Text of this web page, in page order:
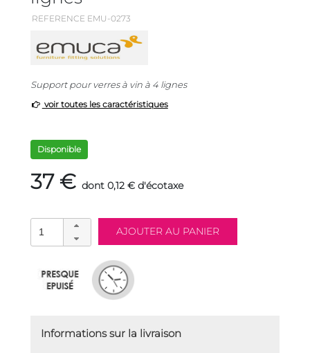
REFERENCE EMU-0273
Support pour verres à vin à 4 lignes
voir toutes les caractéristiques
Disponible
37 € dont 0,12 € d'écotaxe
Informations sur la livraison